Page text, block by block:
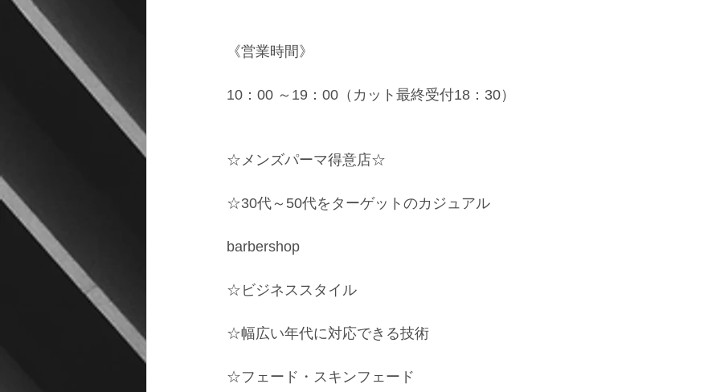
《営業時間》
10：00 ～19：00（カット最終受付18：30）
☆メンズパーマ得意店☆
☆30代～50代をターゲットのカジュアル
barbershop
☆ビジネススタイル
☆幅広い年代に対応できる技術
☆フェード・スキンフェード